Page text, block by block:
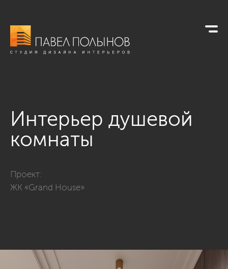
Интерьер душевой
комнаты
Проект:
ЖК «Grand House»